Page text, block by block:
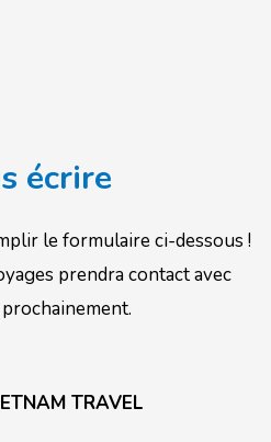
écrire
le formulaire ci-dessous !
prendra contact avec
TRAVEL